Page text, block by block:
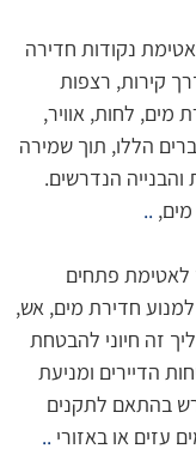
נקודות חדירה
קירות, רצפות
מים, לחות, אוויר,
הללו, תוך שמירה
הנדרשים.
..
לאטימת פתחים
חדירת מים, אש,
זה חיוני להבטחת
הדיירים ומניעת
בהתאם לתקנים
עזים או באזורי ..